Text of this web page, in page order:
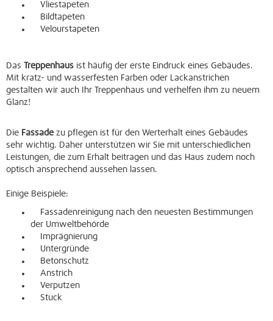
Vliestapeten
Bildtapeten
Velourstapeten
Das Treppenhaus ist häufig der erste Eindruck eines Gebäudes.
Mit kratz- und wasserfesten Farben oder Lackanstrichen
gestalten wir auch Ihr Treppenhaus und verhelfen ihm zu neuem
Glanz!
Die Fassadezu pflegen ist für den Werterhalt eines Gebäudes
sehr wichtig. Daher unterstützen wir Sie mit unterschiedlichen
Leistungen, die zum Erhalt beitragen und das Haus zudem noch
optisch ansprechend aussehen lassen.
Einige Beispiele:
Fassadenreinigung nach den neuesten Bestimmungen
der Umweltbehörde
Imprägnierung
Untergründe
Betonschutz
Anstrich
Verputzen
Stuck